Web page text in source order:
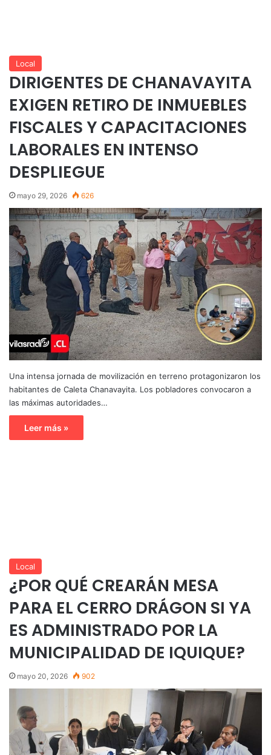
Local
DIRIGENTES DE CHANAVAYITA
EXIGEN RETIRO DE INMUEBLES
FISCALES Y CAPACITACIONES
LABORALES EN INTENSO
DESPLIEGUE
mayo 29, 2026 626
Una intensa jornada de movilización en terreno protagonizaron los
habitantes de Caleta Chanavayita. Los pobladores convocaron a
las máximas autoridades…
Leer más »
Local
¿POR QUÉ CREARÁN MESA
PARA EL CERRO DRÁGON SI YA
ES ADMINISTRADO POR LA
MUNICIPALIDAD DE IQUIQUE?
mayo 20, 2026 902